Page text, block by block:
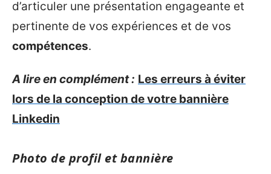
d’articuler une présentation engageante et
pertinente de vos expériences et de vos
compétences.
A lire en complément : Les erreurs à éviter
lors de la conception de votre bannière
Linkedin
Photo de profil et bannière